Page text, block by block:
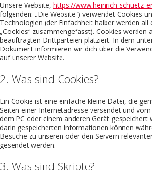
Unsere Website, https://www.heinrich-schuetz-
folgenden: „Die Website“) verwendet Cookies
Technologien (der Einfachheit halber werden all
„Cookies“ zusammengefasst). Cookies werden
beauftragten Drittparteien platziert. In dem
Dokument informieren wir dich über die
auf unserer Website.
2. Was sind Cookies?
Ein Cookie ist eine einfache kleine Datei, die
Seiten einer Internetadresse versendet und
dem PC oder einem anderen Gerät gespeichert
darin gespeicherten Informationen können
Besuche zu unseren oder den Servern
gesendet werden.
3. Was sind Skripte?